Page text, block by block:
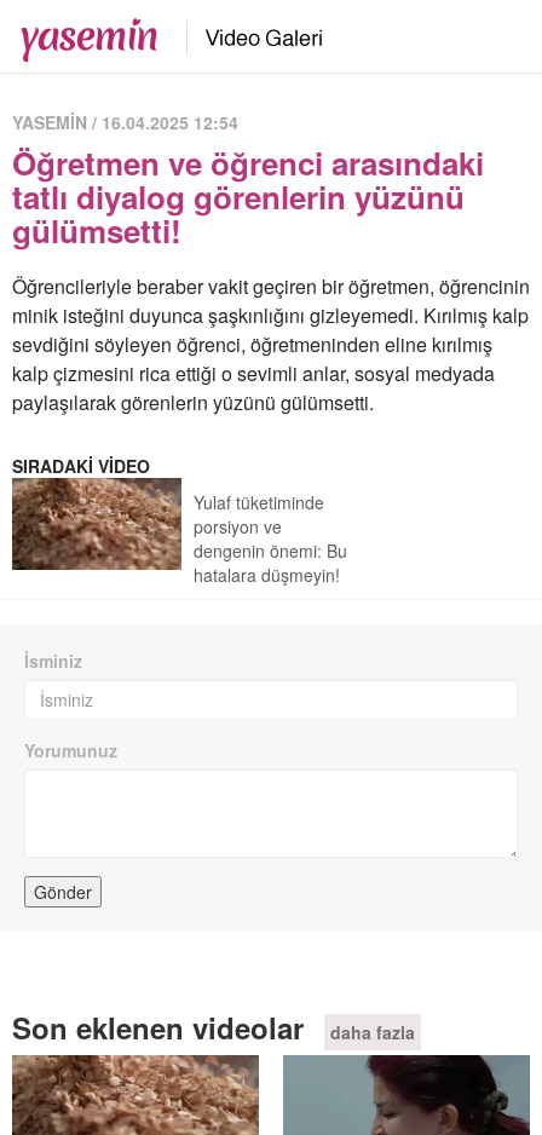
YASEMİN / 16.04.2025 12:54
Öğretmen ve öğrenci arasındaki
tatlı diyalog görenlerin yüzünü
gülümsetti!
Öğrencileriyle beraber vakit geçiren bir öğretmen, öğrencinin
minik isteğini duyunca şaşkınlığını gizleyemedi. Kırılmış kalp
sevdiğini söyleyen öğrenci, öğretmeninden eline kırılmış
kalp çizmesini rica ettiği o sevimli anlar, sosyal medyada
paylaşılarak görenlerin yüzünü gülümsetti.
SIRADAKİ VİDEO
Yulaf tüketiminde
porsiyon ve
dengenin önemi: Bu
hatalara düşmeyin!
İsminiz
Yorumunuz
Son eklenen videolar daha fazla